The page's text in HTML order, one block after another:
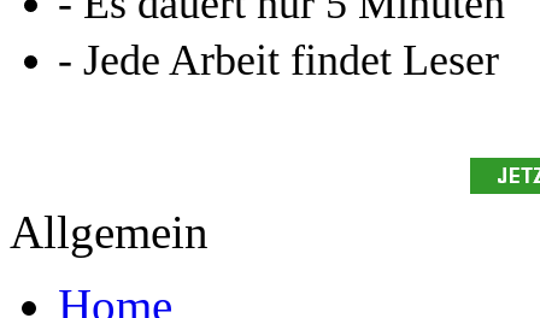
- Jede Arbeit findet Leser
Allgemein
Home